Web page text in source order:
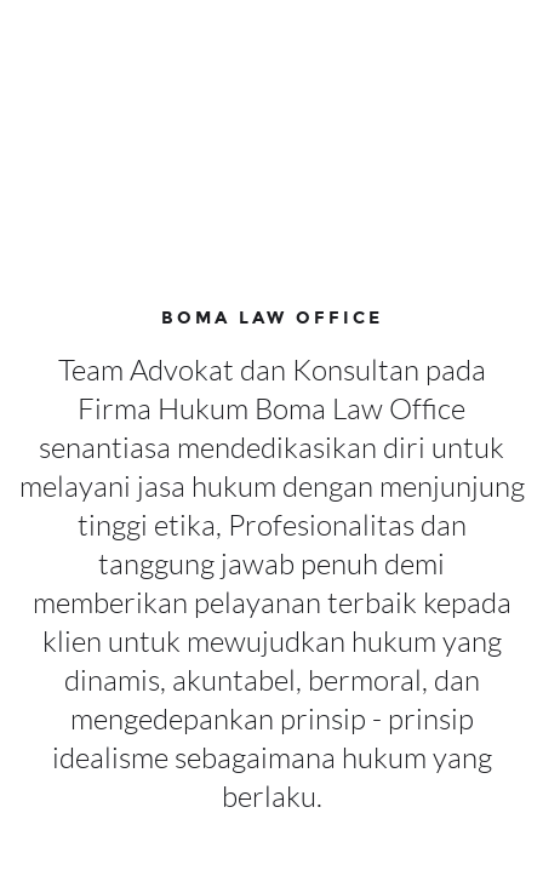
BOMA LAW OFFICE
Team Advokat dan Konsultan pada
Firma Hukum Boma Law Office
senantiasa mendedikasikan diri untuk
melayani jasa hukum dengan menjunjung
tinggi etika, Profesionalitas dan
tanggung jawab penuh demi
memberikan pelayanan terbaik kepada
klien untuk mewujudkan hukum yang
dinamis, akuntabel, bermoral, dan
mengedepankan prinsip - prinsip
idealisme sebagaimana hukum yang
berlaku.